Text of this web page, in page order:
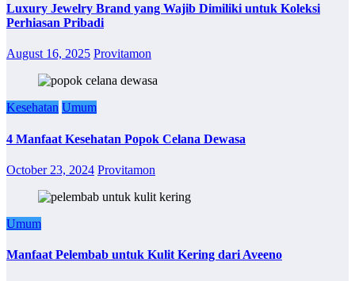
Luxury Jewelry Brand yang Wajib Dimiliki untuk Koleksi
Perhiasan Pribadi
August 16, 2025 Provitamon
Kesehatan Umum
4 Manfaat Kesehatan Popok Celana Dewasa
October 23, 2024 Provitamon
Umum
Manfaat Pelembab untuk Kulit Kering dari Aveeno